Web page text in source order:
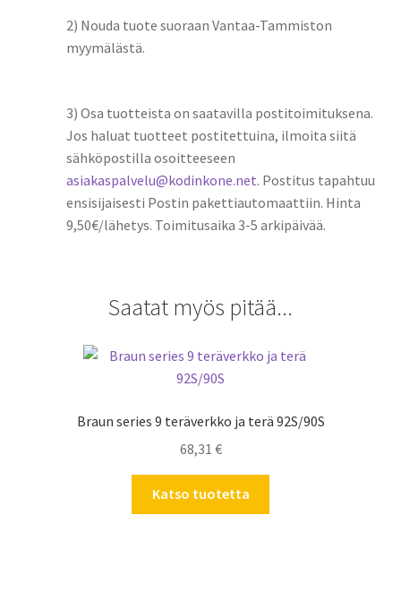
2) Nouda tuote suoraan Vantaa-Tammiston
myymälästä.
3) Osa tuotteista on saatavilla postitoimituksena.
Jos haluat tuotteet postitettuina, ilmoita siitä
sähköpostilla osoitteeseen
asiakaspalvelu@kodinkone.net. Postitus tapahtuu
ensisijaisesti Postin pakettiautomaattiin. Hinta
9,50€/lähetys. Toimitusaika 3-5 arkipäivää.
Saatat myös pitää...
Braun series 9 teräverkko ja terä 92S/90S
68,31 €
Katso tuotetta